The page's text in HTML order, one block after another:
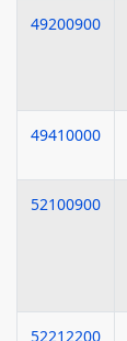
49200900
49410000
52100900
52212200